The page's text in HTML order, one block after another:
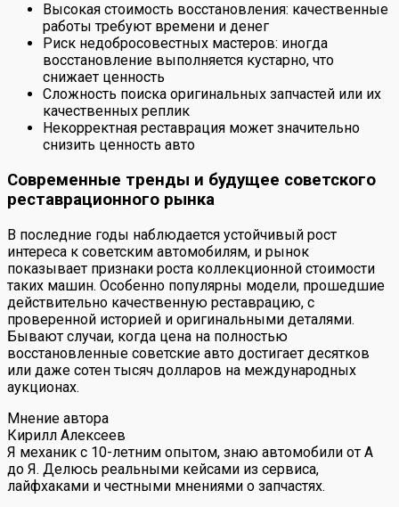
Высокая стоимость восстановления: качественные
работы требуют времени и денег
Риск недобросовестных мастеров: иногда
восстановление выполняется кустарно, что
снижает ценность
Сложность поиска оригинальных запчастей или их
качественных реплик
Некорректная реставрация может значительно
снизить ценность авто
Современные тренды и будущее советского
реставрационного рынка
В последние годы наблюдается устойчивый рост
интереса к советским автомобилям, и рынок
показывает признаки роста коллекционной стоимости
таких машин. Особенно популярны модели, прошедшие
действительно качественную реставрацию, с
проверенной историей и оригинальными деталями.
Бывают случаи, когда цена на полностью
восстановленные советские авто достигает десятков
или даже сотен тысяч долларов на международных
аукционах.
Мнение автора
Кирилл Алексеев
Я механик с 10-летним опытом, знаю автомобили от А
до Я. Делюсь реальными кейсами из сервиса,
лайфхаками и честными мнениями о запчастях.